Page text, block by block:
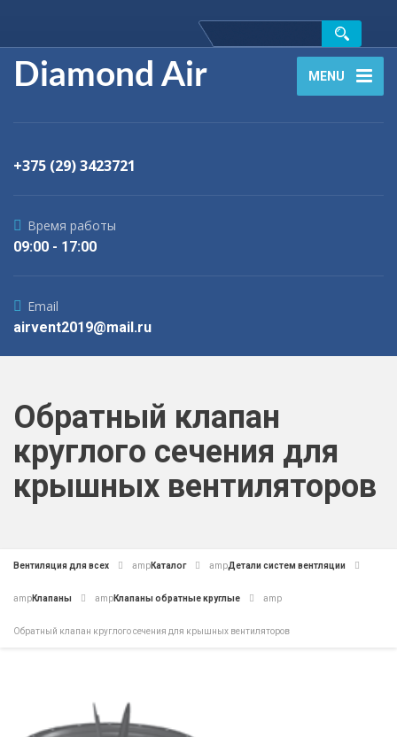
Diamond Air MENU
+375 (29) 3423721
Время работы
09:00 - 17:00
Email
airvent2019@mail.ru
Обратный клапан
круглого сечения для
крышных вентиляторов
Вентиляция для всех ampКаталог ampДетали систем вентляции
ampКлапаны ampКлапаны обратные круглые amp
Обратный клапан круглого сечения для крышных вентиляторов